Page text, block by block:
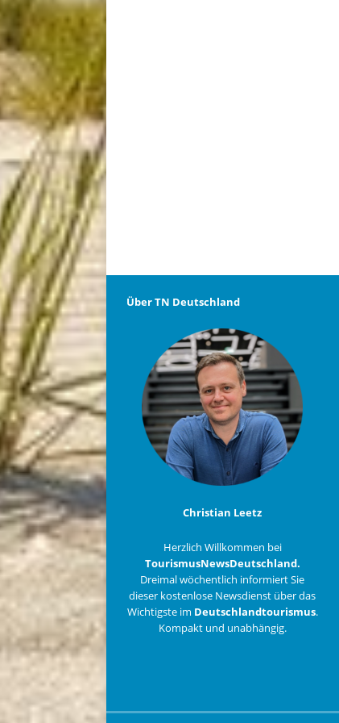
Über TN Deutschland
Christian Leetz
Herzlich Willkommen bei
TourismusNewsDeutschland.
Dreimal wöchentlich informiert Sie
dieser kostenlose Newsdienst über das
Wichtigste im Deutschlandtourismus.
Kompakt und unabhängig.